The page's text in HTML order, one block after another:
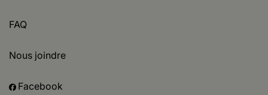
FAQ
Nous joindre
Facebook